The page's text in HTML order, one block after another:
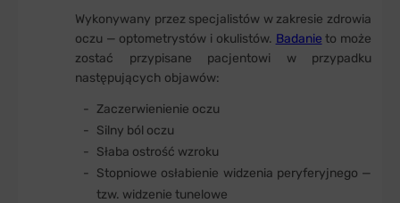
Wykonywany przez specjalistów w zakresie zdrowia
oczu — optometrystów i okulistów. Badanie to może
zostać przypisane pacjentowi w przypadku
następujących objawów:
Zaczerwienienie oczu
Silny ból oczu
Słaba ostrość wzroku
Stopniowe osłabienie widzenia peryferyjnego —
tzw. widzenie tunelowe